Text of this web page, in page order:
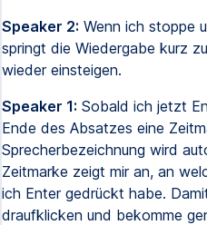
Speaker 2: Wenn ich stoppe
springt die Wiedergabe kurz
wieder einsteigen.
Speaker 1: Sobald ich jetzt
Ende des Absatzes eine
Sprecherbezeichnung wird
Zeitmarke zeigt mir an, an
ich Enter gedrückt habe.
draufklicken und bekomme